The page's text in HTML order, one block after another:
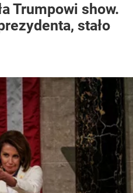
Trumpowi show.
stało